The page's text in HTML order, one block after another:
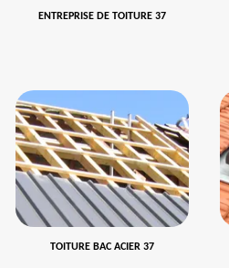
ENTREPRISE DE TOITURE 37
TOITURE BAC ACIER 37